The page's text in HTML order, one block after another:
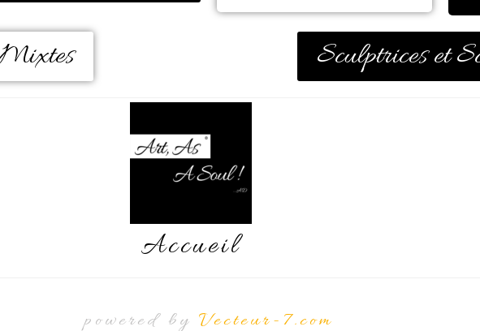
Sculptrices et
Accueil
powered by Vecteur-7.com